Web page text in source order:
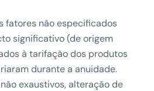
fatores não especificados
significativo (de origem
à tarifação dos produtos
durante a anuidade.
exaustivos, alteração de